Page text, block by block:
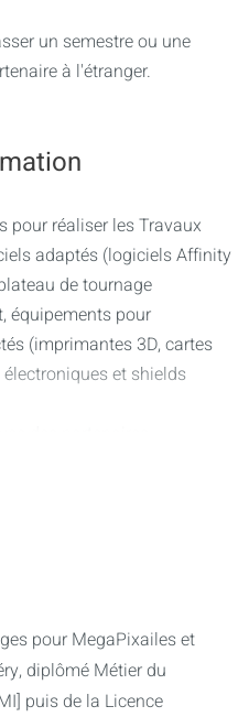
aux projets tutorés.
des professionnels. Vous
audiovisuel, graphisme)
autour de
teaser, réseaux sociaux...)
pour répondre aux besoins
notamment réaliser un
un semestre ou une
à l'étranger.
pour réaliser les Travaux
adaptés (logiciels Affinity
de tournage
équipements pour
(imprimantes 3D, cartes
et shields
multimédia et rallye
des étudiants.
:
pour MegaPixailes et
diplômé Métier du
puis de la Licence